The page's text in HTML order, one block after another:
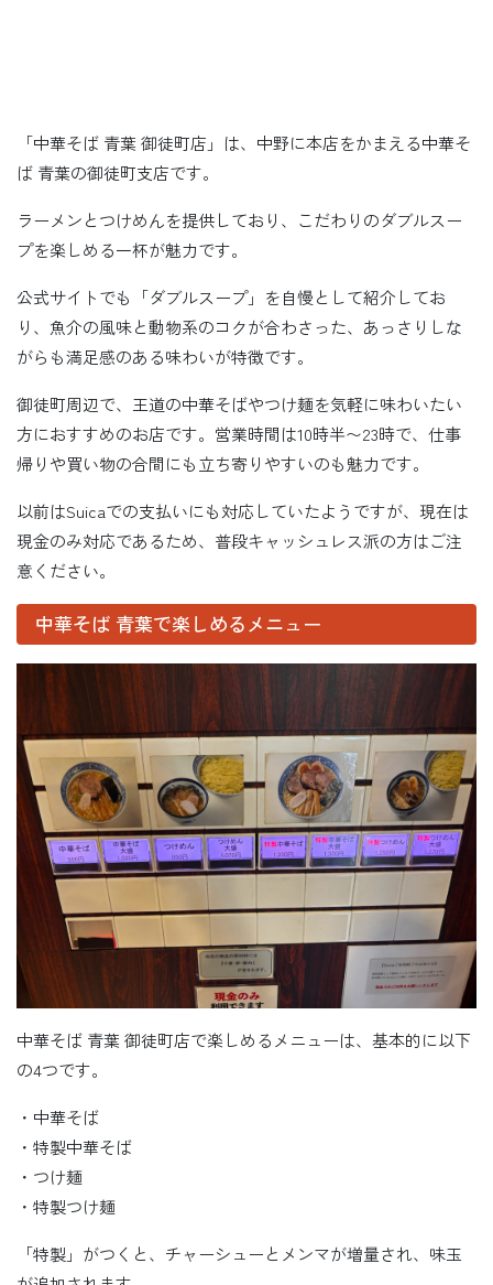
「中華そば 青葉 御徒町店」は、中野に本店をかまえる中華そ
ば 青葉の御徒町支店です。
ラーメンとつけめんを提供しており、こだわりのダブルスー
プを楽しめる一杯が魅力です。
公式サイトでも「ダブルスープ」を自慢として紹介してお
り、魚介の風味と動物系のコクが合わさった、あっさりしな
がらも満足感のある味わいが特徴です。
御徒町周辺で、王道の中華そばやつけ麺を気軽に味わいたい
方におすすめのお店です。営業時間は10時半〜23時で、仕事
帰りや買い物の合間にも立ち寄りやすいのも魅力です。
以前はSuicaでの支払いにも対応していたようですが、現在は
現金のみ対応であるため、普段キャッシュレス派の方はご注
意ください。
中華そば 青葉で楽しめるメニュー
中華そば 青葉 御徒町店で楽しめるメニューは、基本的に以下
の4つです。
・中華そば
・特製中華そば
・つけ麺
・特製つけ麺
「特製」がつくと、チャーシューとメンマが増量され、味玉